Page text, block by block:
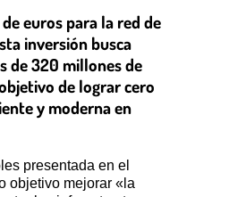
euros para la red de
inversión busca
de 320 millones de
de lograr cero
y moderna en
presentada en el
objetivo mejorar «la